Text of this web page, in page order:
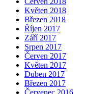
Květen 2018
Březen 2018
Říjen 2017
Září 2017
Srpen 2017
Červen 2017
Květen 2017
Duben 2017
Březen 2017
Červenec 2016